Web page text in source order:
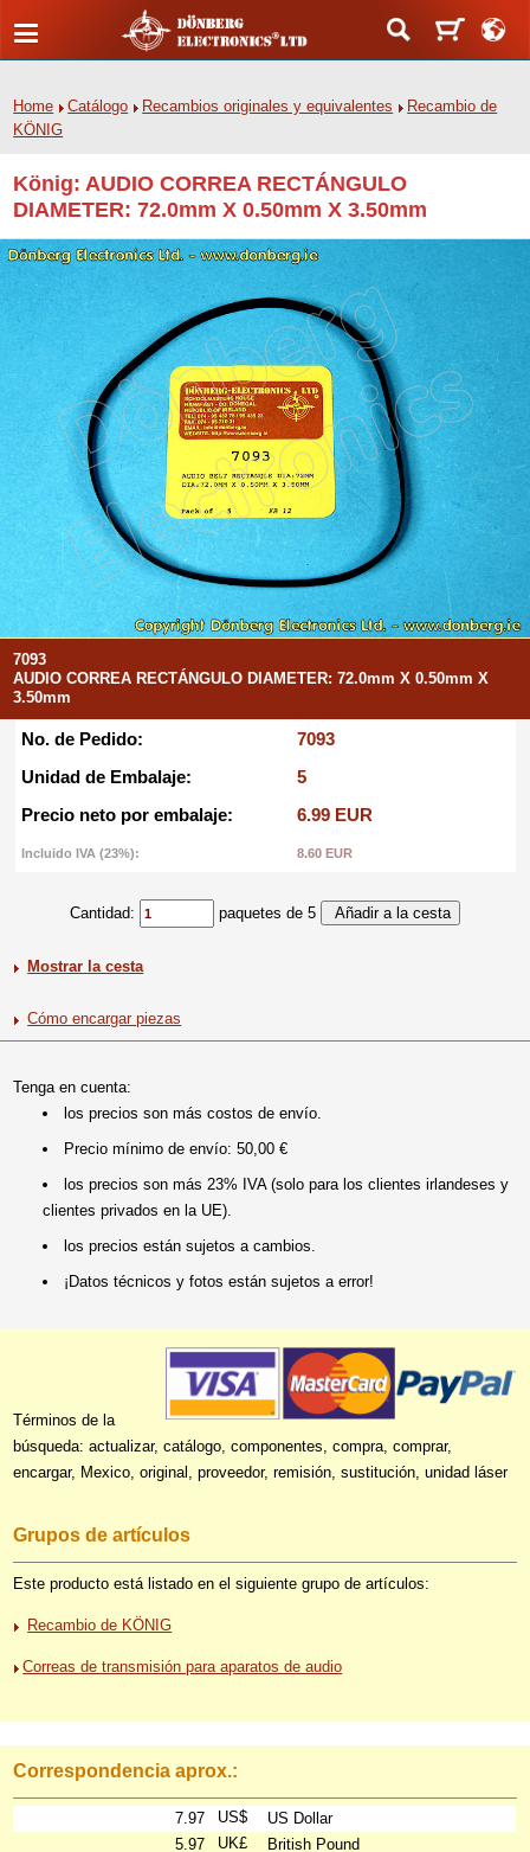
Home Catálogo Recambios originales y equivalentes
Recambio de
KÖNIG
König: AUDIO CORREA RECTÁNGULO
DIAMETER: 72.0mm X 0.50mm X 3.50mm
7093
AUDIO CORREA RECTÁNGULO DIAMETER: 72.0mm X 0.50mm X
3.50mm
No. de Pedido:
7093
Unidad de Embalaje:
5
Precio neto por embalaje:
6.99 EUR
Incluido IVA (23%): 8.60 EUR
Cantidad: paquetes de 5
Mostrar la cesta
Cómo encargar piezas
Tenga en cuenta:
los precios son más costos de envío.
Precio mínimo de envío: 50,00 €
los precios son más 23% IVA (solo para los clientes irlandeses y
clientes privados en la UE).
los precios están sujetos a cambios.
¡Datos técnicos y fotos están sujetos a error!
Términos de la
búsqueda: actualizar, catálogo, componentes, compra, comprar,
encargar, Mexico, original, proveedor, remisión, sustitución, unidad láser
Grupos de artículos
Este producto está listado en el siguiente grupo de artículos:
Recambio de KÖNIG
Correas de transmisión para aparatos de audio
Correspondencia aprox.:
7.97 US$
US Dollar
5.97
UK£
British Pound